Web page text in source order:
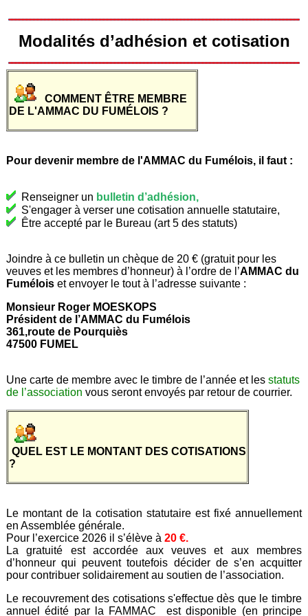
Modalités d’adhésion et cotisation
COMMENT ÊTRE MEMBRE
DE L'AMMAC DU FUMÉLOIS ?
Pour devenir membre de l'AMMAC du Fumélois, il faut :
Renseigner un bulletin d’adhésion,
S'engager à verser une cotisation annuelle statutaire,
Être accepté par le Bureau (art 5 des statuts)
Joindre à ce bulletin un chèque de 20 € (gratuit pour les
veuves et les membres d’honneur) à l’ordre de l’AMMAC du
Fumélois et envoyer le tout à l’adresse suivante :
Monsieur Roger MOESKOPS
Président de l’AMMAC du Fumélois
361,route de Pourquiès
47500 FUMEL
Une carte de membre avec le timbre de l’année et lesstatuts
de l’association vous seront envoyés par retour de courrier.
QUEL EST LE MONTANT DES COTISATIONS
?
Le montant de la cotisation statutaire est fixé annuellement
en Assemblée générale.
Pour l’exercice 2026 il s’élève à20 €.
La gratuité est accordée aux veuves et aux membres
d’honneur qui peuvent toutefois décider de s’en acquitter
pour contribuer solidairement au soutien de l’association.
Le recouvrement des cotisations s'effectue dès que le timbre
annuel édité par la FAMMAC est disponible (en principe